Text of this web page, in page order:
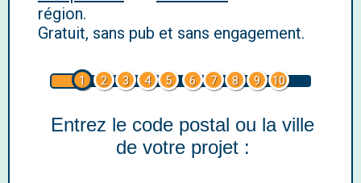
région.
Gratuit, sans pub et sans engagement.
1 2 3 4 5 6 7 8 9 10
Entrez le code postal ou la ville
de votre projet :